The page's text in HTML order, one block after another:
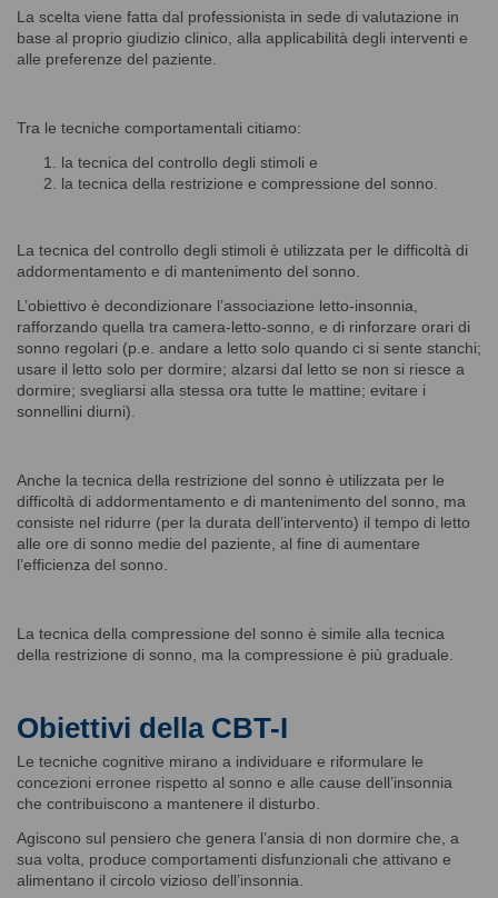
La scelta viene fatta dal professionista in sede di valutazione in
base al proprio giudizio clinico, alla applicabilità degli interventi e
alle preferenze del paziente.
Tra le tecniche comportamentali citiamo:
la tecnica del controllo degli stimoli e
la tecnica della restrizione e compressione del sonno.
La tecnica del controllo degli stimoli è utilizzata per le difficoltà di
addormentamento e di mantenimento del sonno.
L’obiettivo è decondizionare l’associazione letto-insonnia,
rafforzando quella tra camera-letto-sonno, e di rinforzare orari di
sonno regolari (p.e. andare a letto solo quando ci si sente stanchi;
usare il letto solo per dormire; alzarsi dal letto se non si riesce a
dormire; svegliarsi alla stessa ora tutte le mattine; evitare i
sonnellini diurni).
Anche la tecnica della restrizione del sonno è utilizzata per le
difficoltà di addormentamento e di mantenimento del sonno, ma
consiste nel ridurre (per la durata dell’intervento) il tempo di letto
alle ore di sonno medie del paziente, al fine di aumentare
l’efficienza del sonno.
La tecnica della compressione del sonno è simile alla tecnica
della restrizione di sonno, ma la compressione è più graduale.
Obiettivi della CBT-I
Le tecniche cognitive mirano a individuare e riformulare le
concezioni erronee rispetto al sonno e alle cause dell’insonnia
che contribuiscono a mantenere il disturbo.
Agiscono sul pensiero che genera l’ansia di non dormire che, a
sua volta, produce comportamenti disfunzionali che attivano e
alimentano il circolo vizioso dell’insonnia.